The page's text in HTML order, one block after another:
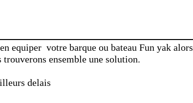
equiper votre barque ou bateau Fun yak alors
trouverons ensemble une solution.
delais